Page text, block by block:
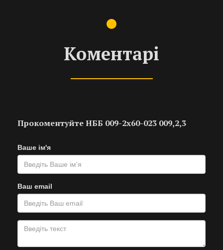
Коментарі
Прокоментуйте НББ 009-2х60-023 009,2,3
Ваше ім'я
Ваш email